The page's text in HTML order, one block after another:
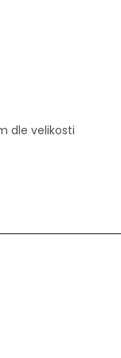
dle velikosti